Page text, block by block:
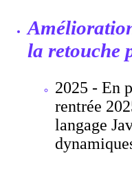
la retouche
2025 - En
rentrée
langage